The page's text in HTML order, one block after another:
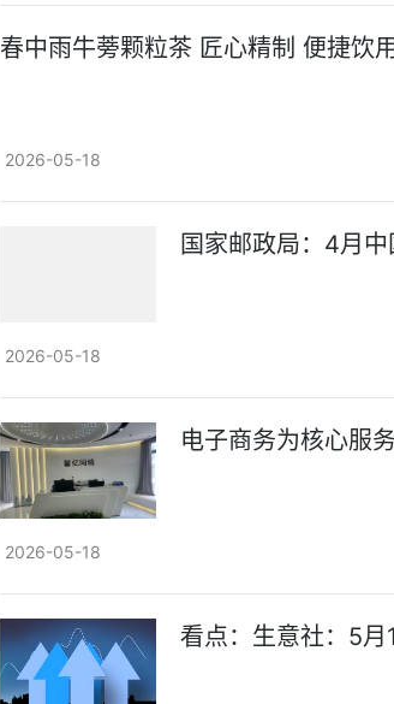
春中雨牛蒡颗粒茶 匠心精制 便捷饮
2026-05-18
国家邮政局：4月
2026-05-18
电子商务为核心服
2026-05-18
看点：生意社：5